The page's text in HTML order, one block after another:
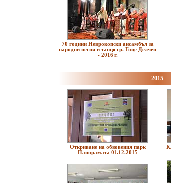
70 години Неврокопски ансамбъл за
народни песни и танци гр. Гоце Делчев
- 2016 г.
2015
Откриване на обновения парк
Панорамата 01.12.2015